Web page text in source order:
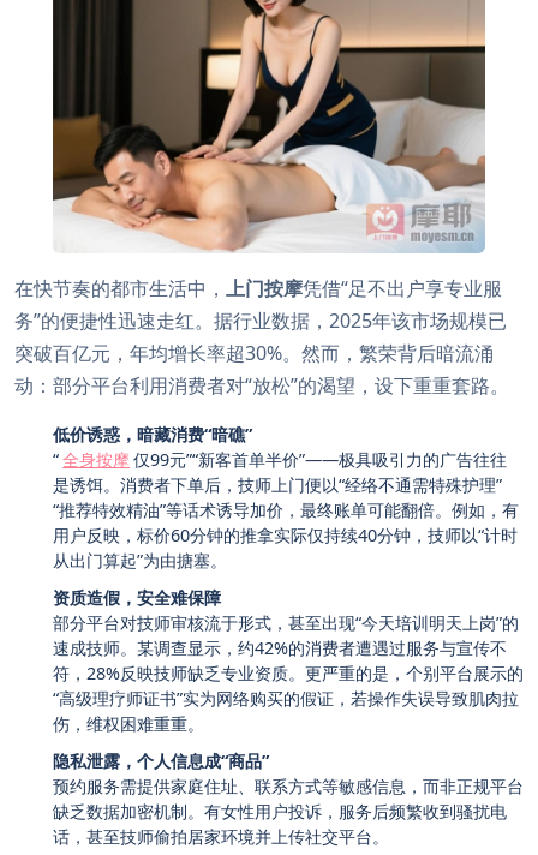
在快节奏的都市生活中， 上门按摩凭借“足不出户享专业服
务”的便捷性迅速走红。据行业数据，2025年该市场规模已
突破百亿元，年均增长率超30%。然而，繁荣背后暗流涌
动：部分平台利用消费者对“放松”的渴望，设下重重套路。
低价诱惑，暗藏消费“暗礁”
“全身按摩 仅99元”“新客首单半价”——极具吸引力的广告往往
是诱饵。消费者下单后，技师上门便以“经络不通需特殊护理”
“推荐特效精油”等话术诱导加价，最终账单可能翻倍。例如，有
用户反映，标价60分钟的推拿实际仅持续40分钟，技师以“计时
从出门算起”为由搪塞。
资质造假，安全难保障
部分平台对技师审核流于形式，甚至出现“今天培训明天上岗”的
速成技师。某调查显示，约42%的消费者遭遇过服务与宣传不
符，28%反映技师缺乏专业资质。更严重的是，个别平台展示的
“高级理疗师证书”实为网络购买的假证，若操作失误导致肌肉拉
伤，维权困难重重。
隐私泄露，个人信息成“商品”
预约服务需提供家庭住址、联系方式等敏感信息，而非正规平台
缺乏数据加密机制。有女性用户投诉，服务后频繁收到骚扰电
话，甚至技师偷拍居家环境并上传社交平台。